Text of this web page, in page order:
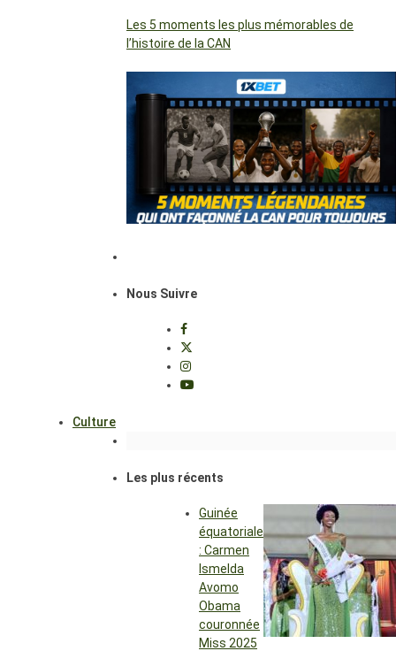
Les 5 moments les plus mémorables de
l’histoire de la CAN
Nous Suivre
Culture
Les plus récents
Guinée
équatoriale
: Carmen
Ismelda
Avomo
Obama
couronnée
Miss 2025